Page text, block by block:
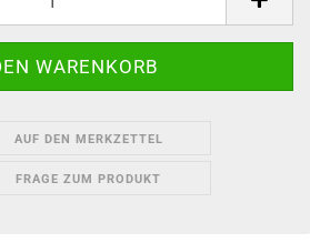
AUF DEN MERKZETTEL
FRAGE ZUM PRODUKT